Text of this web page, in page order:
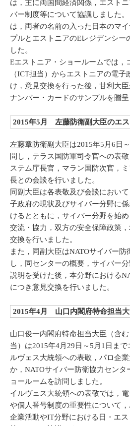
は，主に両国間経済関係，エスト
バー制度等について協議しました
は，両者の名前の入った日本のマ
プルとエストニアのEレジデンシー
した。
Eエストニア・ショールームでは，
（ICT担当）からエストニアの電
け，意見交換を行った後，甘利大
ナンバー・カードのサンプルを贈呈
2015年5月 左藤防衛副大臣のエス
左藤章防衛副大臣は2015年5月6日
問し，テラス国防軍司令官への表
ステム庁長官，マラン国防次官，
長との会談を行いました。
同副大臣は各表敬及び会談におい
子政府の現状及びサイバー分野に
けるとともに，サイバー分野を始
交流・協力，双方の安全保障政策
交換を行いました。
また，同副大臣はNATOサイバー防
し，同センターの概要，サイバー
説明を受けた後，本分野における
につき意見交換を行いました。
2015年4月 山口内閣府特命担当大
山口俊一内閣府特命担当大臣（含
当）は2015年4月29日～5月1日ま
ルヴェス大統領への表敬，パロ企
か，NATOサイバー防衛協力センタ
ョールームを訪問しました。
イルヴェス大統領への表敬では，
や個人番号制度の重要性について
企業活動やIT分野における日・エ